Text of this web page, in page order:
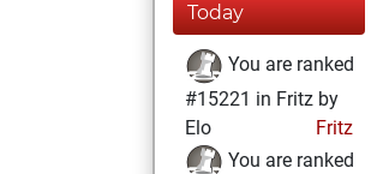
Today
You are ranked
#15221 in Fritz by
Elo
Fritz
You are ranked